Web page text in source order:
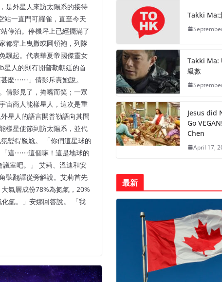
是外星人來訪太陽系的接待
站一直門可羅雀，直至今天
停泊。停機坪上已經擺滿了
都穿上曳撒或圓領袍，列隊
飄起。代表華夏帝國傑靈女
星人的則有開普勒朝廷的首
麼⋯⋯」倩影斥責她說。
倩影見了，掩嘴而笑；一眾
宙商人能樣星人，這次是重
星人的語言開普勒語向其問
樣星使節到訪太陽系，並代
變得尷尬。 「你們這星球的
「這⋯⋯這個嘛！這是地球的
室吧。」 艾莉、溫迪和安
聽翻譯從旁解說。艾莉首先
氣層成份78%為氮氣，20%
氫。」安娜回答說。 「我
Takki Ma:
Takki Ma:
級數
Jesus did
Go
Chen
April 17,
最新